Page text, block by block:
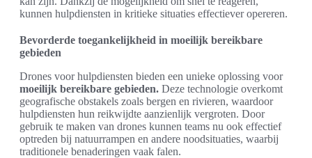
kunnen hulpdiensten in kritieke situaties effectiever opereren.
Bevorderde toegankelijkheid in moeilijk bereikbare
gebieden
Drones voor hulpdiensten bieden een unieke oplossing voor
moeilijk bereikbare gebieden. Deze technologie overkomt
geografische obstakels zoals bergen en rivieren, waardoor
hulpdiensten hun reikwijdte aanzienlijk vergroten. Door
gebruik te maken van drones kunnen teams nu ook effectief
optreden bij natuurrampen en andere noodsituaties, waarbij
traditionele benaderingen vaak falen.